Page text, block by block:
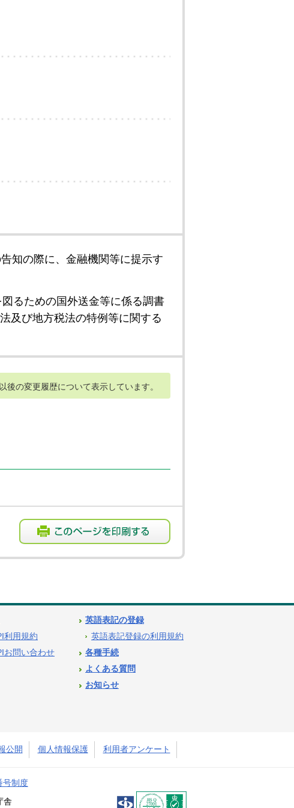
知の際に、金融機関等に提示す
るための国外送金等に係る調書
及び地方税法の特例等に関する
後の変更履歴について表示しています。
利用規約
お問い合わせ
英語表記の登録
英語表記登録の利用規約
各種手続
よくある質問
お知らせ
公開 個人情報保護 利用者アンケート
号制度
舎